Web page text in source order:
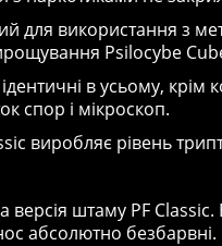
для використання з
Psilocybe
ідентичні в усьому,
спор і мікроскоп.
виробляє рівень
версія штаму PF
абсолютно безбарвні.